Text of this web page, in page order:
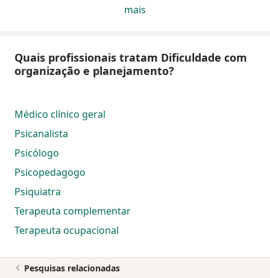
mais
Quais profissionais tratam Dificuldade com
organização e planejamento?
Médico clínico geral
Psicanalista
Psicólogo
Psicopedagogo
Psiquiatra
Terapeuta complementar
Terapeuta ocupacional
Pesquisas relacionadas